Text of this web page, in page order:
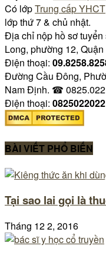
Có lớpTrung cấp YHCT
lớp thứ 7 & chủ nhật.
Địa chỉ nộp hồ sơ tuyển
Long, phường 12,
Điện thoại:
Đường Cầu Đông,
Nam Định. ☎
Điện thoại: 0825022022
BÀI VIẾT PHỔ BIẾN
Tại sao lai gọi là
Tháng 12 2, 2016